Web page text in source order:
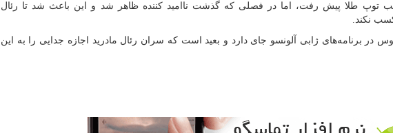
توپ طلا پیش رفت، اما در فصلی که گذشت ناامید کننده ظاهر شد و این باعث شد تا رئال
نکند.
در برنامه‌های ژابی آلونسو جای دارد و بعید است که سران رئال مادرید اجازه جدایی را به این